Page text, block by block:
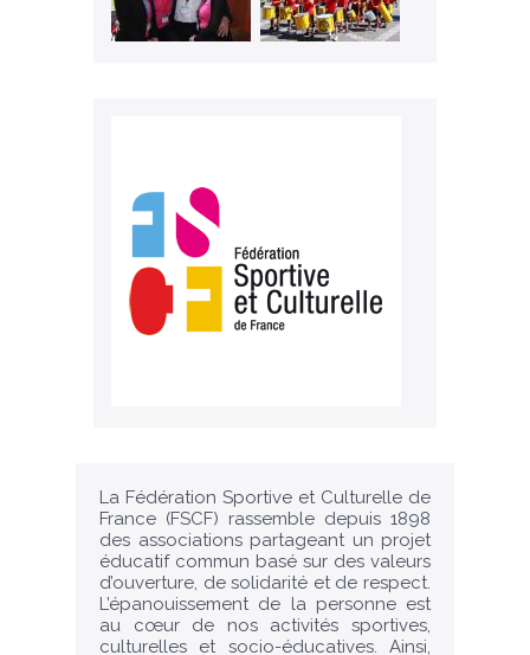
La Fédération Sportive et Culturelle de
France (FSCF) rassemble depuis 1898
des associations partageant un projet
éducatif commun basé sur des valeurs
d’ouverture, de solidarité et de respect.
L’épanouissement de la personne est
au cœur de nos activités sportives,
culturelles et socio-éducatives. Ainsi,